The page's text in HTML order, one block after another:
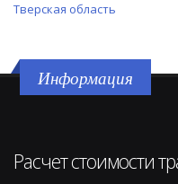
Тверская область
Информация
Расчет стоимости